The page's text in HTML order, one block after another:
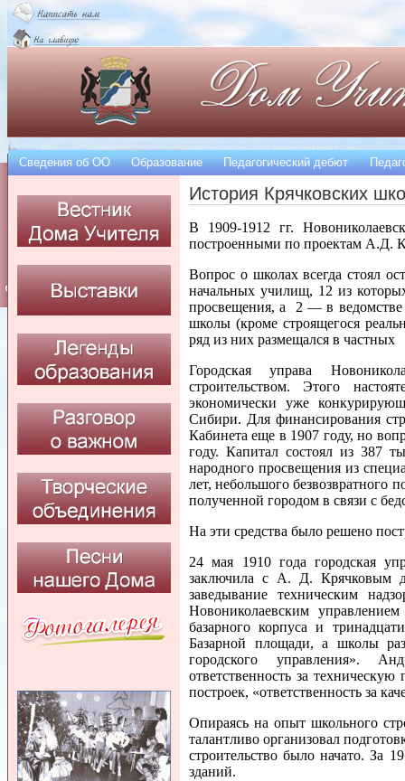
История Крячковских
В 1909-1912 гг.
построенными по проектам А.Д.
Вопрос о школах всегда стоял
начальных училищ, 12 из
просвещения, а 2 — в ведомстве
школы (кроме строящегося
ряд из них размещался в
Городская управа
строительством. Этого
экономически уже
Сибири. Для финансирования
Кабинета еще в 1907 году, но
году. Капитал состоял из 387
народного просвещения из
лет, небольшого безвозвратного
полученной городом в связи с
На эти средства было решено
24 мая 1910 года городская
заключила с А. Д. Крячковым
заведывание техническим
Новониколаевским
базарного корпуса и
Базарной площади, а школы
городского управления».
ответственность за
построек, «ответственность за
Опираясь на опыт школьного
талантливо организовал
строительство было начато. За
зданий.
Сведения об OO Образование Педагогический дебют